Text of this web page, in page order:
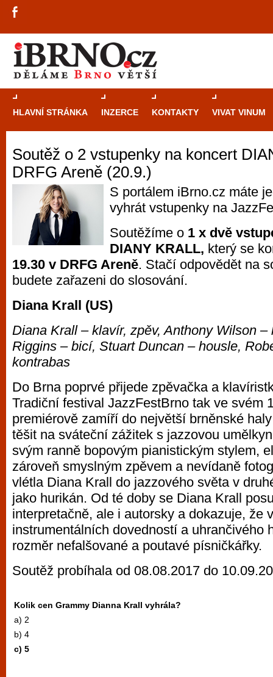
HLAVNÍ STRÁNKA INZERCE KONTAKTY VIVAT VINUM
Soutěž o 2 vstupenky na koncert
DRFG Areně (20.9.)
S portálem iBrno.cz máte
vyhrát vstupenky na
Soutěžíme o 1 x dvě
DIANY KRALL, který se
19.30 v DRFG Areně. Stačí odpovědět na
budete zařazeni do slosování.
Diana Krall (US)
Diana Krall – klavír, zpěv, Anthony Wilson –
Riggins – bicí, Stuart Duncan – housle,
kontrabas
Do Brna poprvé přijede zpěvačka a
Tradiční festival JazzFestBrno tak ve svém
premiérově zamíří do největší brněnské
těšit na sváteční zážitek s jazzovou
svým ranně bopovým pianistickým stylem,
zároveň smyslným zpěvem a nevídaně
vlétla Diana Krall do jazzového světa v
jako hurikán. Od té doby se Diana Krall
interpretačně, ale i autorsky a dokazuje, že
instrumentálních dovedností a uhrančivého
rozměr nefalšované a poutavé písničkářky.
Soutěž probíhala od 08.08.2017 do
Kolik cen Grammy Dianna Krall vyhrála?
a) 2
b) 4
c) 5
Průvodce
automaty
zajímavé
restaurace,
Mimo jiné je ale také místem, kde si
vyzkoušet různé kasinové hry. V
metropoli naleznete širokou nabídku her
po moderní automaty jak pro pravidelné
příležitostné hráče. V...